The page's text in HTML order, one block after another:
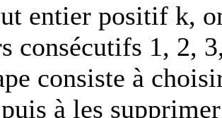
entier positif k,
consécutifs 1, 2,
consiste à
à les